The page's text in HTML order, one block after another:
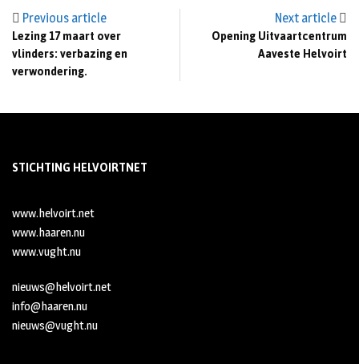
Previous article
Lezing 17 maart over
vlinders: verbazing en
verwondering.
Next article
Opening Uitvaartcentrum
Aaveste Helvoirt
STICHTING HELVOIRTNET
www.helvoirt.net
www.haaren.nu
www.vught.nu
nieuws@helvoirt.net
info@haaren.nu
nieuws@vught.nu